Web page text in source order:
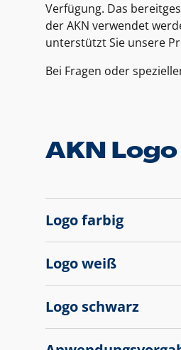
Verfügung. Das
der AKN verwendet
unterstützt Sie unsere
Bei Fragen oder
AKN Logo
Logo farbig
Logo weiß
Logo schwarz